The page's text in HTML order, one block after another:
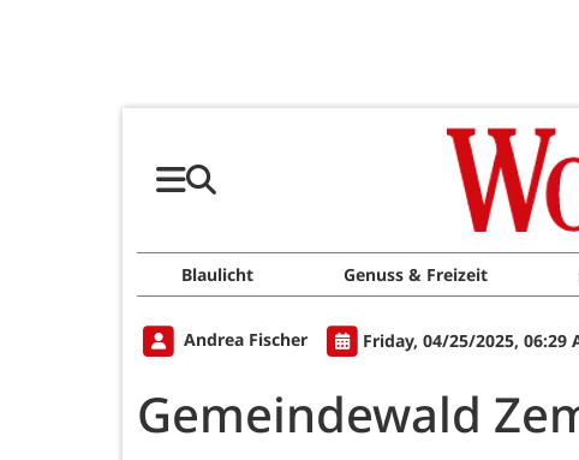
Blaulicht Genuss & Freizeit
Andrea Fischer Friday, 04/25/2025, 06:29
Gemeindewald